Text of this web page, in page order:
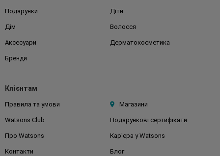
Подарунки Діти
Дім Волосся
Аксесуари Дерматокосметика
Бренди
Клієнтам
Правила та умови Магазини
Watsons Club Подарункові сертифікати
Про Watsons Кар'єра у Watsons
Контакти Блог